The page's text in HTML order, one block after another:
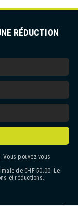
RÉDUCTION
Vous pouvez vous
de CHF 50.00. Le
et réductions.